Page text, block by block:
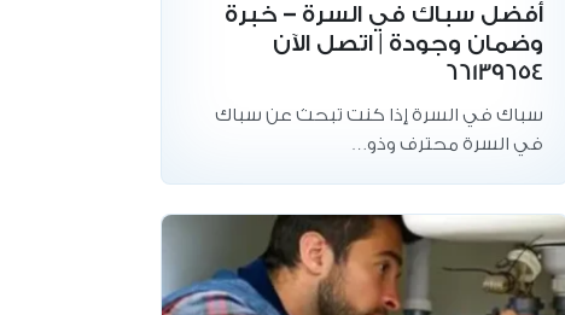
أفضل سباك في السرة – خبرة
وضمان وجودة | اتصل الآن
66139654
سباك في السرة إذا كنت تبحث عن سباك
في السرة محترف وذو…